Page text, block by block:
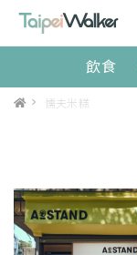
飲食
> 懦夫米糕